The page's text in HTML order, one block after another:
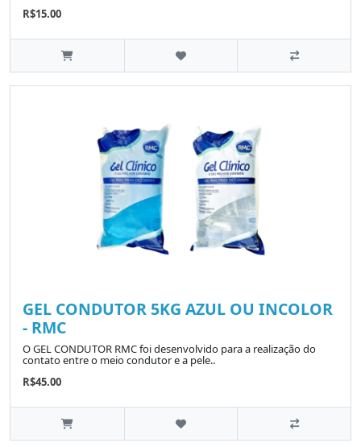
R$15.00
GEL CONDUTOR 5KG AZUL OU INCOLOR
- RMC
O GEL CONDUTOR RMC foi desenvolvido para a realização do
contato entre o meio condutor e a pele..
R$45.00